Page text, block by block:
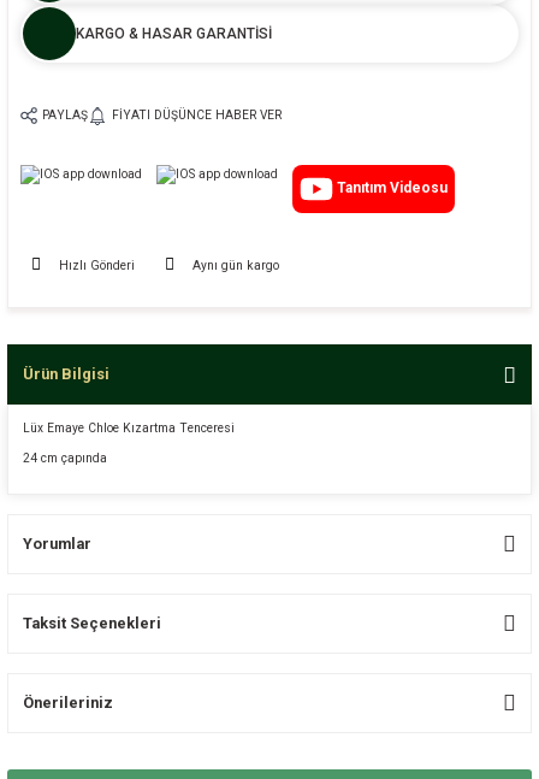
KARGO & HASAR GARANTİSİ
PAYLAŞ FIYATI DÜŞÜNCE HABER VER
Tanıtım Videosu
Hızlı Gönderi Aynı gün kargo
Ürün Bilgisi
Lüx Emaye Chloe Kızartma Tenceresi
24 cm çapında
Yorumlar
Taksit Seçenekleri
Önerileriniz